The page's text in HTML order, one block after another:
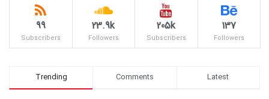
137
Followers
205k
Subscribers
23.9k
Followers
99
Subscribers
Trending Comments Latest